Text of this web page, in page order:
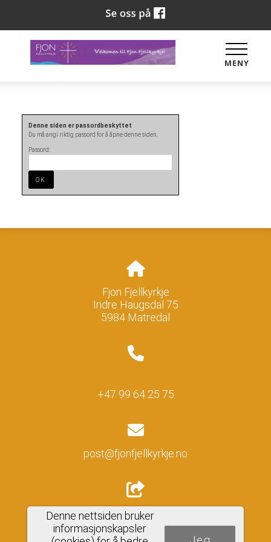
MENY
Denne siden er passordbeskyttet
Du må angi riktig passord for å åpne denne siden.
Passord:
Fjon Fjellkyrkje
Indre Haugsdal 75
5984 Matredal
+47 99 64 25 75
post@fjonfjellkyrkje.no
Del nettside
Denne nettsiden bruker
informasjonskapsler